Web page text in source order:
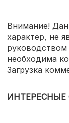
Внимание!
характер, не
руководством
необходима
Загрузка
ИНТЕРЕСНЫЕ